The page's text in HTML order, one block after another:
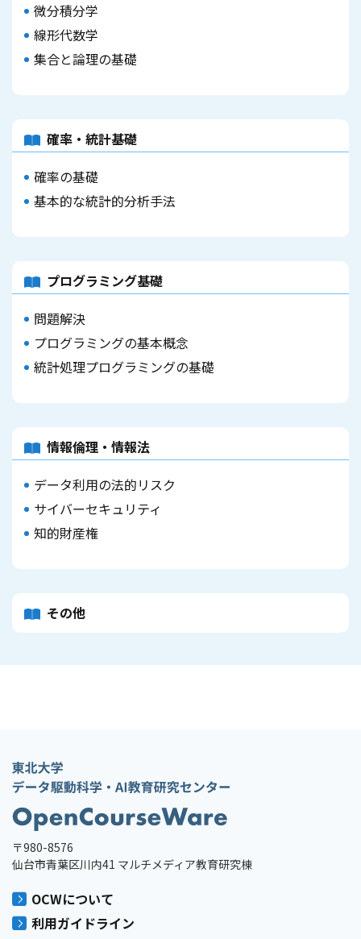
微分積分学
線形代数学
集合と論理の基礎
確率・統計基礎
確率の基礎
基本的な統計的分析手法
プログラミング基礎
問題解決
プログラミングの基本概念
統計処理プログラミングの基礎
情報倫理・情報法
データ利用の法的リスク
サイバーセキュリティ
知的財産権
その他
〒980-8576
仙台市青葉区川内41 マルチメディア教育研究棟
OCWについて
利用ガイドライン